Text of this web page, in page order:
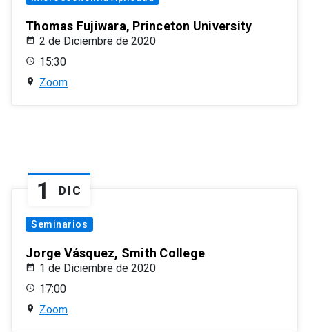
Thomas Fujiwara, Princeton University
2 de Diciembre de 2020
15:30
Zoom
1 DIC
Seminarios
Jorge Vásquez, Smith College
1 de Diciembre de 2020
17:00
Zoom